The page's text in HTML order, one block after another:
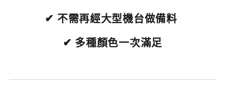
✔ 不需再經大型機台做備料
✔ 多種顏色一次滿足